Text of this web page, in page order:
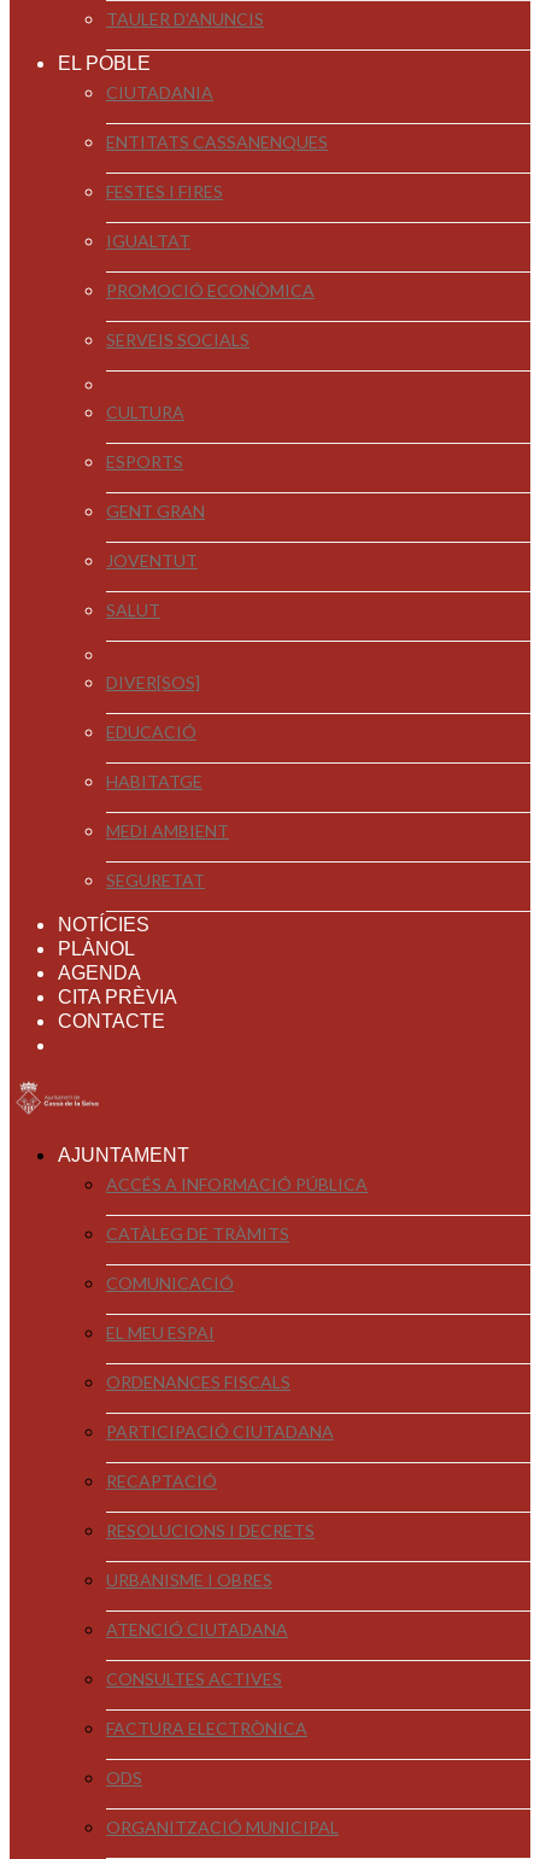
TAULER D'ANUNCIS
EL POBLE
CIUTADANIA
ENTITATS CASSANENQUES
FESTES I FIRES
IGUALTAT
PROMOCIÓ ECONÒMICA
SERVEIS SOCIALS
CULTURA
ESPORTS
GENT GRAN
JOVENTUT
SALUT
DIVER[SOS]
EDUCACIÓ
HABITATGE
MEDI AMBIENT
SEGURETAT
NOTÍCIES
PLÀNOL
AGENDA
CITA PRÈVIA
CONTACTE
AJUNTAMENT
ACCÉS A INFORMACIÓ PÚBLICA
CATÀLEG DE TRÀMITS
COMUNICACIÓ
EL MEU ESPAI
ORDENANCES FISCALS
PARTICIPACIÓ CIUTADANA
RECAPTACIÓ
RESOLUCIONS I DECRETS
URBANISME I OBRES
ATENCIÓ CIUTADANA
CONSULTES ACTIVES
FACTURA ELECTRÒNICA
ODS
ORGANITZACIÓ MUNICIPAL